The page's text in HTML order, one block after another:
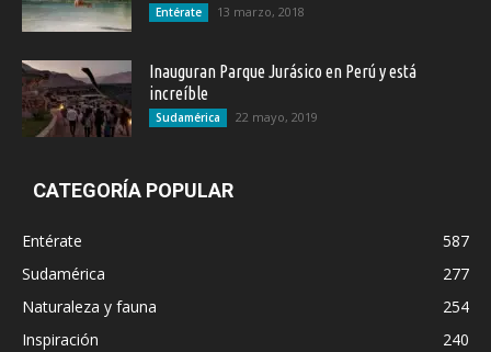
Entérate 13 marzo, 2018
Inauguran Parque Jurásico en Perú y está
increíble
Sudamérica 22 mayo, 2019
CATEGORÍA POPULAR
Entérate
587
Sudamérica
277
Naturaleza y fauna
254
Inspiración
240